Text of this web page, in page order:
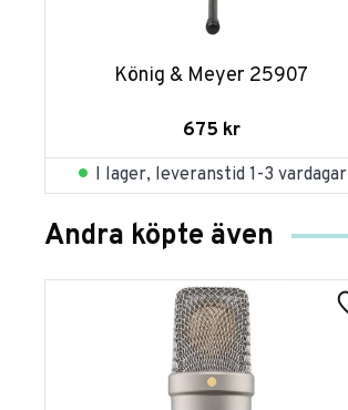
König & Meyer 25907
675 kr
I lager, leveranstid 1-3 vardagar
Andra köpte även